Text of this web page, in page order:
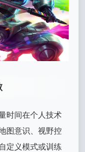
时间在个人技术
图意识、视野控
定义模式或训练